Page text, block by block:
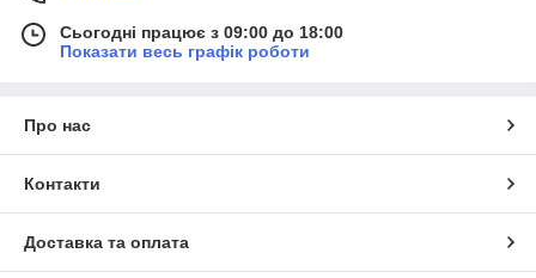
Сьогодні працює з 09:00 до 18:00
Показати весь графік роботи
Про нас
Контакти
Доставка та оплата